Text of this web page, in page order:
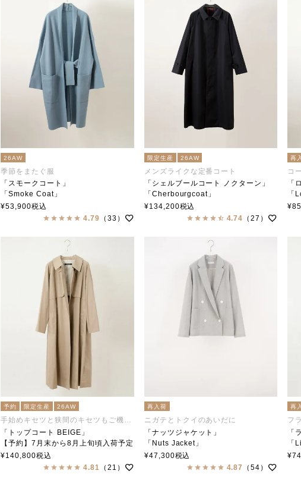
26AW
季節をまたぐ服
「スモークコート」
「Smoke Coat」
soutiencollar（ステンカラー）
¥53,900税込
4.79 （33）
限定生産 26AW
メンズライクな定番コート
「シェルブールコート ノクターン」
「Cherbourgcoat」
soutiencollar（ステンカラー）
¥134,200税込
4.74 （27）
再
コ
「
「
¥
予約 限定生産 26AW
手始めキセツと狭間のキセツもご機嫌に
「トップコート BEIGE」
【予約】7月末から8月上旬頃入荷予定
Top Coat ベージュ
トップコート
¥140,800税込
4.81
（21）
再入荷
ニガテとトクイのあいだに
「ナッツジャケット」
「Nuts Jacket」
soutiencollar（ステンカラー）
¥47,300税込
4.87
（54）
再
フ
「
「
¥